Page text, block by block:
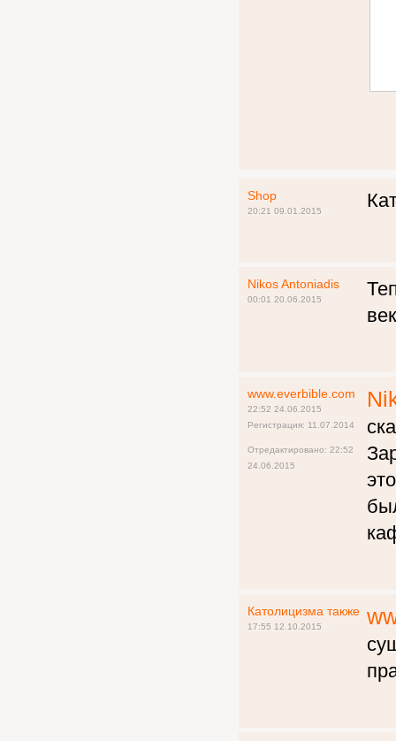
Shop
20:21 09.01.2015
Nikos Antoniadis
00:01 20.06.2015
www.everbible.com
22:52 24.06.2015
Регистрация: 11.07.2014
Отредактировано: 22:52
24.06.2015
Католицизма также
17:55 12.10.2015